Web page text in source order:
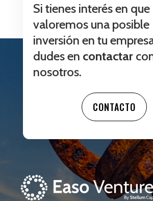
Si tienes interés en que
valoremos una posible
inversión en tu
dudes en contactar
nosotros.
CONTACTO